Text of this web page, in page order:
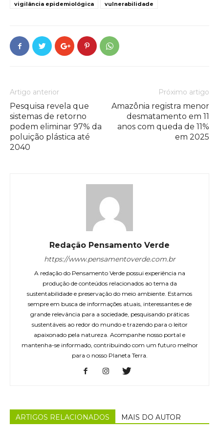
vigilância epidemiológica vulnerabilidade
Artigo anterior
Pesquisa revela que
sistemas de retorno
podem eliminar 97% da
poluição plástica até
2040
Próximo artigo
Amazônia registra menor
desmatamento em 11
anos com queda de 11%
em 2025
Redação Pensamento Verde
https://www.pensamentoverde.com.br
A redação do Pensamento Verde possui experiência na
produção de conteúdos relacionados ao tema da
sustentabilidade e preservação do meio ambiente. Estamos
sempre em busca de informações atuais, interessantes e de
grande relevância para a sociedade, pesquisando práticas
sustentáveis ao redor do mundo e trazendo para o leitor
apaixonado pela natureza. Acompanhe nosso portal e
mantenha-se informado, contribuindo com um futuro melhor
para o nosso Planeta Terra.
ARTIGOS RELACIONADOS MAIS DO AUTOR